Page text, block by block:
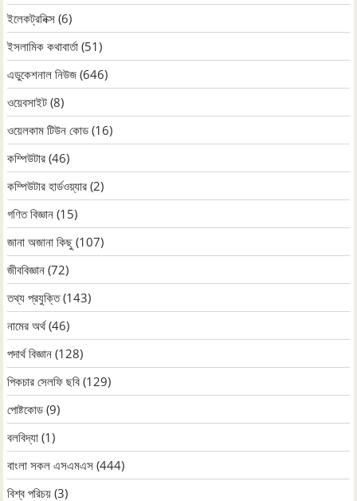
ইলেকট্রনিক্স (6)
ইসলামিক কথাবার্তা (51)
এডুকেশনাল নিউজ (646)
ওয়েবসাইট (8)
ওয়েলকাম টিউন কোড (16)
কম্পিউটার (46)
কম্পিউটার হার্ডওয়্যার (2)
গণিত বিজ্ঞান (15)
জানা অজানা কিছু (107)
জীববিজ্ঞান (72)
তথ্য প্রযুক্তি(143)
নামের অর্থ(46)
পদার্থ বিজ্ঞান (128)
পিকচার সেলফি ছবি (129)
পোষ্টকোড (9)
বলবিদ্যা (1)
বাংলা সকল এসএমএস (444)
বিশ্ব পরিচয় (3)